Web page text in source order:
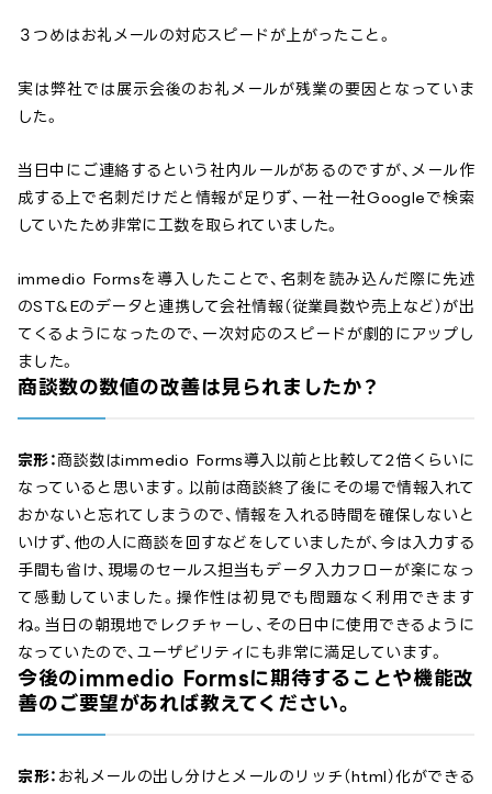
３つめはお礼メールの対応スピードが上がったこと。
実は弊社では展示会後のお礼メールが残業の要因となっていま
した。
当日中にご連絡するという社内ルールがあるのですが、メール作
成する上で名刺だけだと情報が足りず、一社一社Googleで検索
していたため非常に工数を取られていました。
immedio Formsを導入したことで、名刺を読み込んだ際に先述
のST&Eのデータと連携して会社情報（従業員数や売上など）が出
てくるようになったので、一次対応のスピードが劇的にアップし
ました。
商談数の数値の改善は見られましたか？
宗形：商談数はimmedio Forms導入以前と比較して2倍くらいに
なっていると思います。以前は商談終了後にその場で情報入れて
おかないと忘れてしまうので、情報を入れる時間を確保しないと
いけず、他の人に商談を回すなどをしていましたが、今は入力する
手間も省け、現場のセールス担当もデータ入力フローが楽になっ
て感動していました。操作性は初見でも問題なく利用できます
ね。当日の朝現地でレクチャーし、その日中に使用できるように
なっていたので、ユーザビリティにも非常に満足しています。
今後のimmedio Formsに期待することや機能改
善のご要望があれば教えてください。
宗形： お礼メールの出し分けとメールのリッチ（html）化ができる